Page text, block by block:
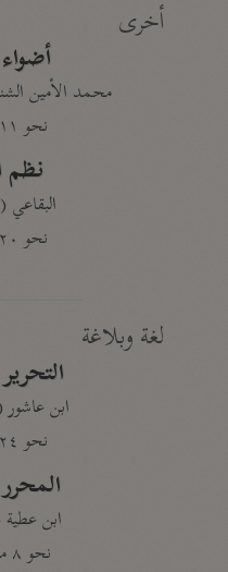
أخرى
محمد الأمين
نحو ١١ مجلدًا
نظم
البقاعي (٨٨٥ هـ)
نحو ٢٠ مجلدًا
لغة وبلاغة
ابن عاشور (١٣٩٣
نحو ٢٤ مجلدًا
ابن عطية (٥٤٦
نحو ٨ مجلدات